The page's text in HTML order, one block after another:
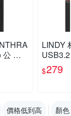
公 傳
LINDY
C/公
輸線
$279
價格低到高 顏色